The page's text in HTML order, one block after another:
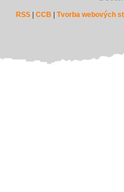
RSS |CCB |Tvorba webových